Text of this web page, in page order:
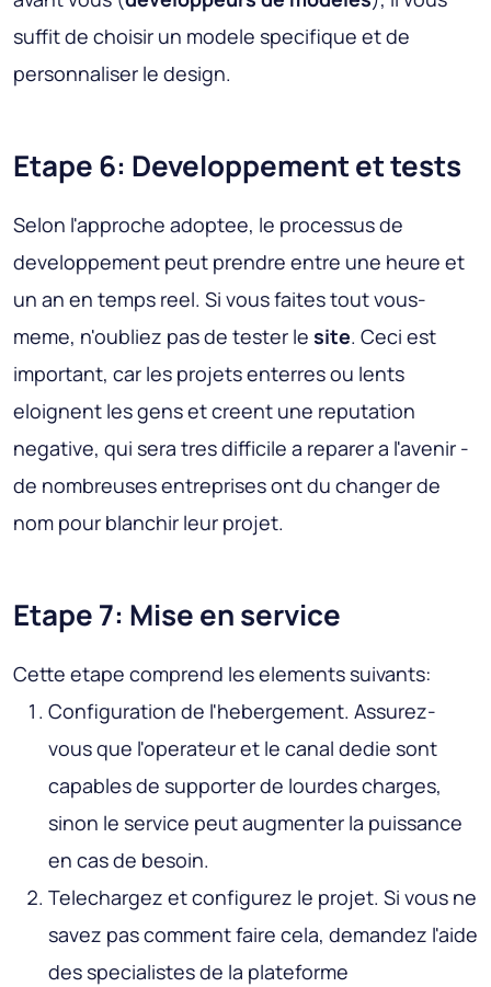
suffit de choisir un modele specifique et de
personnaliser le design.
Etape 6: Developpement et tests
Selon l'approche adoptee, le processus de
developpement peut prendre entre une heure et
un an en temps reel. Si vous faites tout vous-
meme, n'oubliez pas de tester le site. Ceci est
important, car les projets enterres ou lents
eloignent les gens et creent une reputation
negative, qui sera tres difficile a reparer a l'avenir -
de nombreuses entreprises ont du changer de
nom pour blanchir leur projet.
Etape 7: Mise en service
Cette etape comprend les elements suivants:
Configuration de l'hebergement. Assurez-
vous que l'operateur et le canal dedie sont
capables de supporter de lourdes charges,
sinon le service peut augmenter la puissance
en cas de besoin.
Telechargez et configurez le projet. Si vous ne
savez pas comment faire cela, demandez l'aide
des specialistes de la plateforme